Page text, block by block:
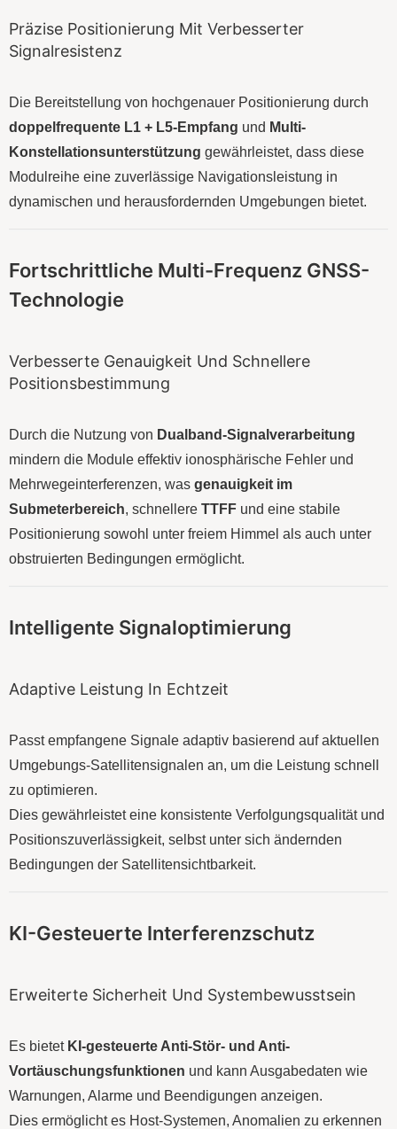
Präzise Positionierung Mit Verbesserter
Signalresistenz
Die Bereitstellung von hochgenauer Positionierung durch
doppelfrequente L1 + L5-Empfang und Multi-
Konstellationsunterstützung gewährleistet, dass diese
Modulreihe eine zuverlässige Navigationsleistung in
dynamischen und herausfordernden Umgebungen bietet.
Fortschrittliche Multi-Frequenz GNSS-
Technologie
Verbesserte Genauigkeit Und Schnellere
Positionsbestimmung
Durch die Nutzung von Dualband-Signalverarbeitung
mindern die Module effektiv ionosphärische Fehler und
Mehrwegeinterferenzen, was genauigkeit im
Submeterbereich, schnellere TTFF und eine stabile
Positionierung sowohl unter freiem Himmel als auch unter
obstruierten Bedingungen ermöglicht.
Intelligente Signaloptimierung
Adaptive Leistung In Echtzeit
Passt empfangene Signale adaptiv basierend auf aktuellen
Umgebungs-Satellitensignalen an, um die Leistung schnell
zu optimieren.
Dies gewährleistet eine konsistente Verfolgungsqualität und
Positionszuverlässigkeit, selbst unter sich ändernden
Bedingungen der Satellitensichtbarkeit.
KI-Gesteuerte Interferenzschutz
Erweiterte Sicherheit Und Systembewusstsein
Es bietet KI-gesteuerte Anti-Stör- und Anti-
Vortäuschungsfunktionen und kann Ausgabedaten wie
Warnungen, Alarme und Beendigungen anzeigen.
Dies ermöglicht es Host-Systemen, Anomalien zu erkennen